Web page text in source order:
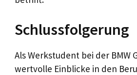
Schlussfolgerung
Als Werkstudent bei der BMW
wertvolle Einblicke in den